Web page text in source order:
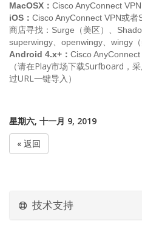
MacOSX： CiscoAnyConnect
iOS： CiscoAnyConnect VPN或者
商店寻找：Surge（美区）、
superwingy、openwingy、wingy（
Android 4.x+： CiscoAnyConnect
（请在Play市场下载Surfboard，
过URL一键导入）
星期六, 十一月 9, 2019
« 返回
技术支持